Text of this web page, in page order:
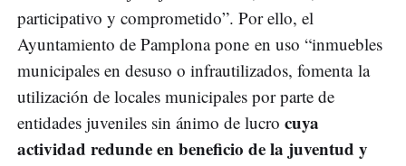
participativo y comprometido”. Por ello, el
Ayuntamiento de Pamplona pone en uso “inmuebles
municipales en desuso o infrautilizados, fomenta la
utilización de locales municipales por parte de
entidades juveniles sin ánimo de lucro cuya
actividad redunde en beneficio de la juventud y